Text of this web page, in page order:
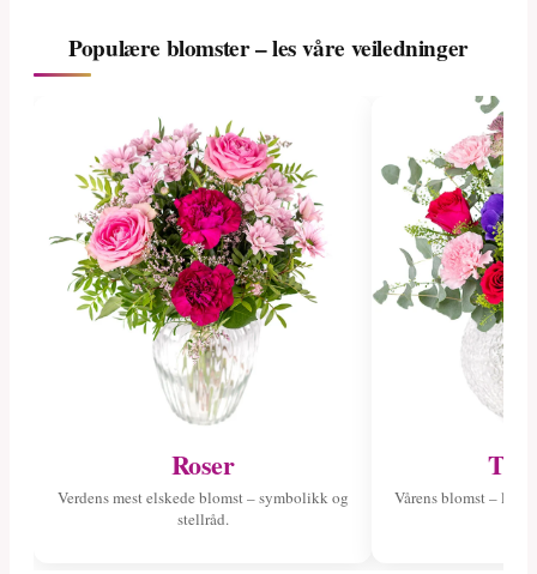
Populære blomster – les våre veiledninger
Roser
Verdens mest elskede blomst – symbolikk og
stellråd.
Vårens blomst – les